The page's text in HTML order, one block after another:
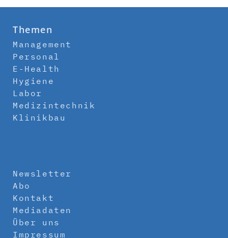
Themen
Management
Personal
E-Health
Hygiene
Labor
Medizintechnik
Klinikbau
Newsletter
Abo
Kontakt
Mediadaten
Über uns
Impressum